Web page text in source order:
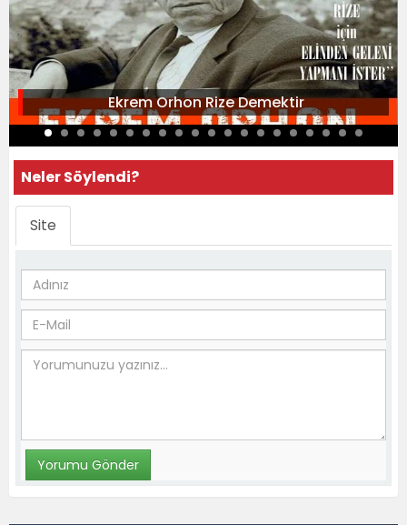
Ekrem Orhon Rize Demektir
Neler Söylendi?
Site